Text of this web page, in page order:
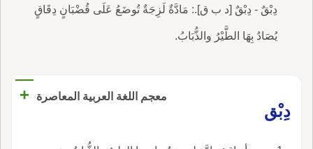
دِبْقٌ - دِبْقٌ [د ب ق].: مَادَّةٌ لَزِجَةٌ تُوضَعُ عَلَى قُضْبَانٍ دِقَاقٍ
يُصَادُ بِهَا الطَّيْرُ والذُّبَابُ.
معجم اللغة العربية المعاصرة
+
دِبْق